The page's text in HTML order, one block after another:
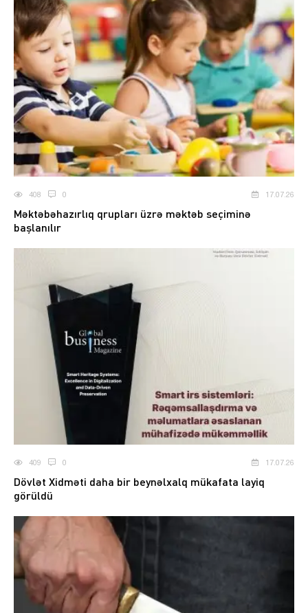
408 0 17.07.26
Məktəbəhazırlıq qrupları üzrə məktəb seçiminə
başlanılır
409 0 17.07.26
Dövlət Xidməti daha bir beynəlxalq mükafata layiq
görüldü